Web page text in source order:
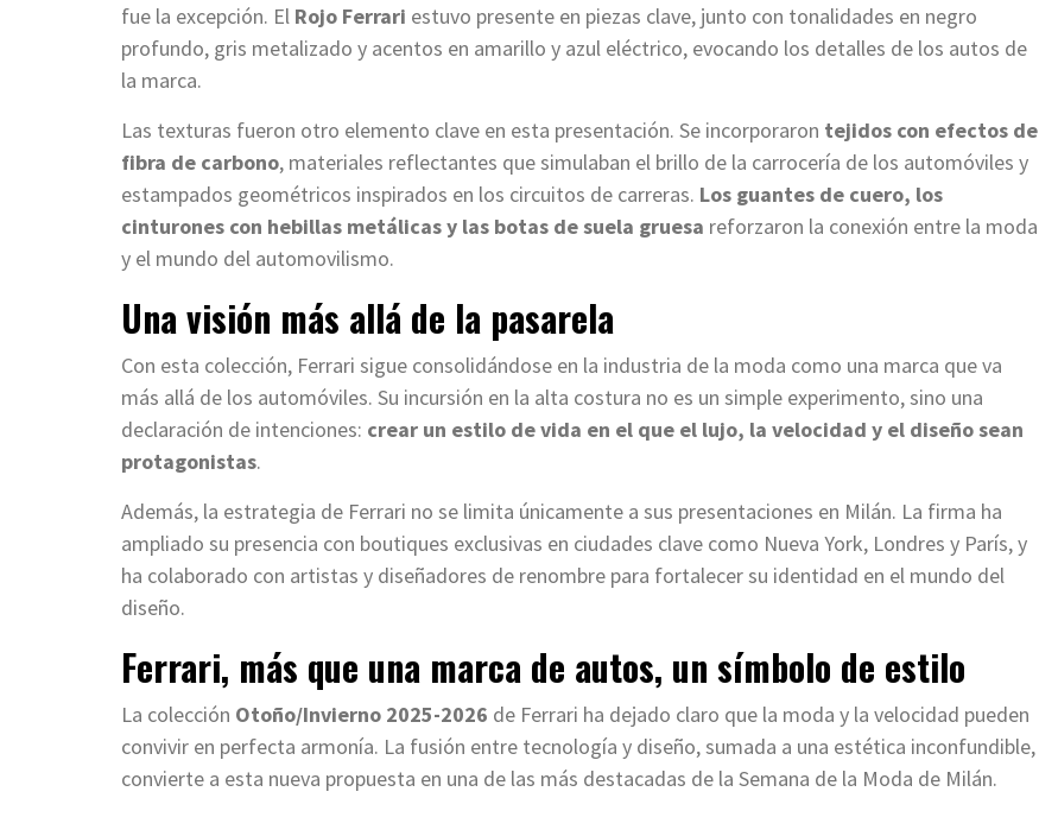
fue la excepción. El Rojo Ferrari estuvo presente en piezas clave, junto con tonalidades en negro
profundo, gris metalizado y acentos en amarillo y azul eléctrico, evocando los detalles de los autos de
la marca.
Las texturas fueron otro elemento clave en esta presentación. Se incorporaron tejidos con efectos de
fibra de carbono, materiales reflectantes que simulaban el brillo de la carrocería de los automóviles y
estampados geométricos inspirados en los circuitos de carreras. Los guantes de cuero, los
cinturones con hebillas metálicas y las botas de suela gruesa reforzaron la conexión entre la moda
y el mundo del automovilismo.
Una visión más allá de la pasarela
Con esta colección, Ferrari sigue consolidándose en la industria de la moda como una marca que va
más allá de los automóviles. Su incursión en la alta costura no es un simple experimento, sino una
declaración de intenciones: crear un estilo de vida en el que el lujo, la velocidad y el diseño sean
protagonistas.
Además, la estrategia de Ferrari no se limita únicamente a sus presentaciones en Milán. La firma ha
ampliado su presencia con boutiques exclusivas en ciudades clave como Nueva York, Londres y París, y
ha colaborado con artistas y diseñadores de renombre para fortalecer su identidad en el mundo del
diseño.
Ferrari, más que una marca de autos, un símbolo de estilo
La colección Otoño/Invierno 2025-2026 de Ferrari ha dejado claro que la moda y la velocidad pueden
convivir en perfecta armonía. La fusión entre tecnología y diseño, sumada a una estética inconfundible,
convierte a esta nueva propuesta en una de las más destacadas de la Semana de la Moda de Milán.